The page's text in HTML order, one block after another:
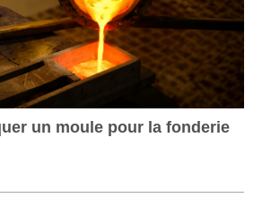
un moule pour la fonderie